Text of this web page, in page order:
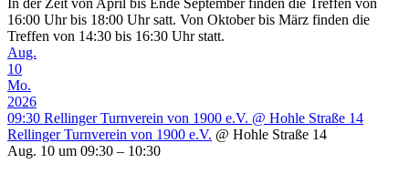
16:00 Uhr bis 18:00 Uhr satt. Von Oktober bis März finden die
Treffen von 14:30 bis 16:30 Uhr statt.
Aug.
10
Mo.
2026
09:30 Rellinger Turnverein von 1900 e.V. @ Hohle Straße 14
Rellinger Turnverein von 1900 e.V. @ Hohle Straße 14
Aug. 10 um 09:30 – 10:30